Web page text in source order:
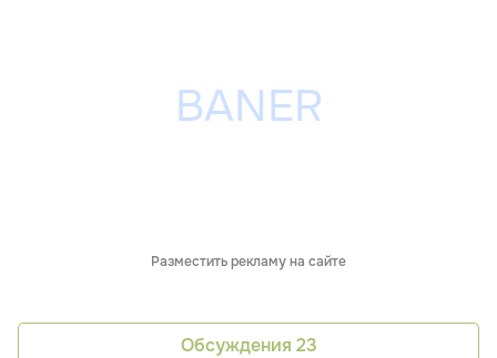
Разместить рекламу на сайте
Обсуждения 23